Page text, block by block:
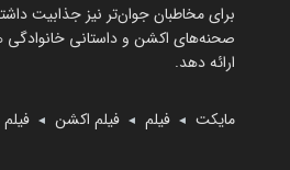
برای مخاطبان جوان‌تر نیز جذابیت
صحنه‌های اکشن و داستانی خانوادگی
ارائه دهد.
مایکت ◄ فیلم ◄ فیلم اکشن ◄